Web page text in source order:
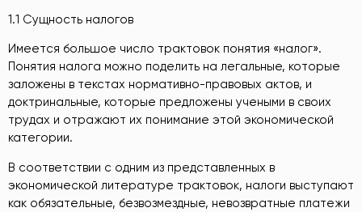
1.1 Сущность налогов
Имеется большое число трактовок понятия «налог».
Понятия налога можно поделить на легальные, которые
заложены в текстах нормативно-правовых актов, и
доктринальные, которые предложены учеными в своих
трудах и отражают их понимание этой экономической
категории.
В соответствии с одним из представленных в
экономической литературе трактовок, налоги выступают
как обязательные, безвозмездные, невозвратные платежи